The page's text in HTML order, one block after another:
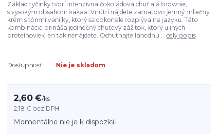
Základ tyčinky tvorí intenzívna čokoládová chuť alá brownie,
s vysokým obsahom kakaa. Vnútri nájdete zamatovo jemný mliečny
krém s tónmi vanilky, ktorý sa dokonale rozplýva na jazyku. Táto
kombinácia prináša jedinečný chuťový zážitok, ktorý u iných
proteínoviek len tak nenájdete. Ochutnajte lahodnú ... celý popis
Dostupnosť Nie je skladom
2,60 €/ks
2,18 € bez DPH
Momentálne nie je k dispozícii